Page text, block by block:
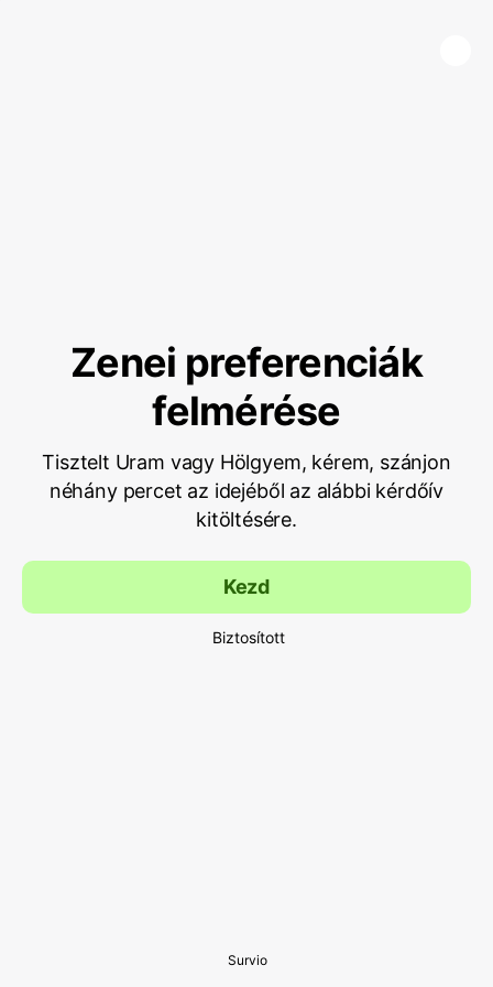
Zenei preferenciák
felmérése
Tisztelt Uram vagy Hölgyem, kérem, szánjon
néhány percet az idejéből az alábbi kérdőív
kitöltésére.
Kezd
Biztosított
Survio